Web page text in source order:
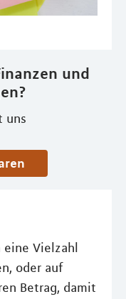
und
uns
Vielzahl
oder auf
Betrag, damit